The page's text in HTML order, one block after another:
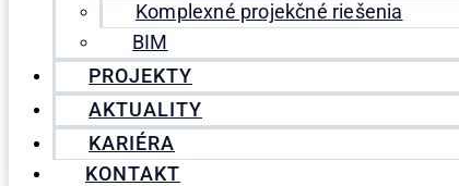
Komplexné projekčné riešenia
BIM
PROJEKTY
AKTUALITY
KARIÉRA
KONTAKT